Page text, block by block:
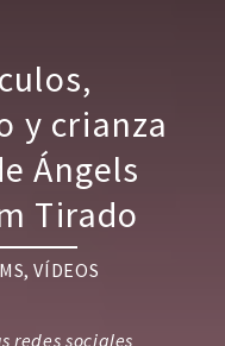
y crianza
Ángels
Tirado
VÍDEOS
redes sociales